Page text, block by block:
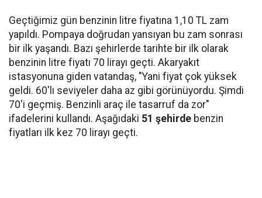
Geçtiğimiz gün benzinin litre fiyatına 1,10 TL zam
yapıldı. Pompaya doğrudan yansıyan bu zam sonrası
bir ilk yaşandı. Bazı şehirlerde tarihte bir ilk olarak
benzinin litre fiyatı 70 lirayı geçti. Akaryakıt
istasyonuna giden vatandaş, "Yani fiyat çok yüksek
geldi. 60'lı seviyeler daha az gibi görünüyordu. Şimdi
70'i geçmiş. Benzinli araç ile tasarruf da zor"
ifadelerini kullandı. Aşağıdaki 51 şehirde benzin
fiyatları ilk kez 70 lirayı geçti.